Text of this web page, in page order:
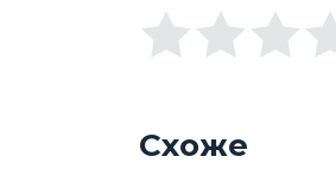
Схоже